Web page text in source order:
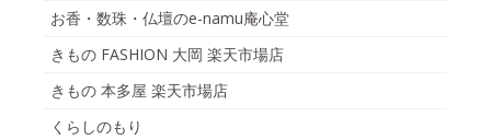
お香・数珠・仏壇のe-namu庵心堂
きもの FASHION 大岡 楽天市場店
きもの 本多屋 楽天市場店
くらしのもり